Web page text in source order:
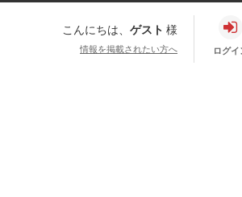
こんにちは、 ゲスト 様
情報を掲載されたい方へ ログイ